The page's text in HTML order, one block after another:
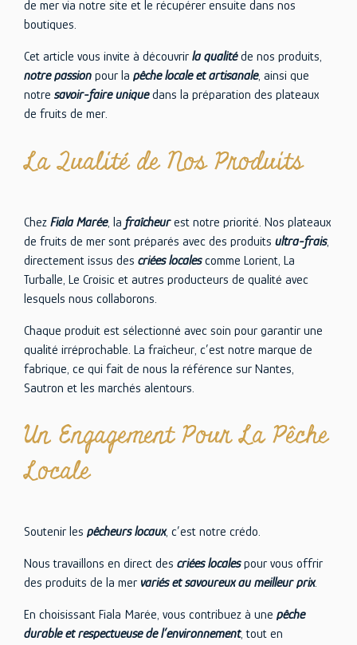
de mer via notre site et le récupérer ensuite dans nos
boutiques.
Cet article vous invite à découvrirla qualitéde nos produits,
notre passionpour la pêche locale et artisanale, ainsi que
notre savoir-faire uniquedans la préparation des plateaux
de fruits de mer.
La Qualité de Nos Produits
Chez Fiala Marée, la fraîcheurest notre priorité. Nos plateaux
de fruits de mer sont préparés avec des produits ultra-frais,
directement issus des criées locales comme Lorient, La
Turballe, Le Croisic et autres producteurs de qualité avec
lesquels nous collaborons.
Chaque produit est sélectionné avec soin pour garantir une
qualité irréprochable. La fraîcheur, c’est notre marque de
fabrique, ce qui fait de nous la référence sur Nantes,
Sautron et les marchés alentours.
Un Engagement Pour La Pêche
Locale
Soutenir les pêcheurs locaux, c’est notre crédo.
Nous travaillons en direct des criées localespour vous offrir
des produits de la mer variés et savoureux au meilleur prix.
En choisissant Fiala Marée, vous contribuez à une pêche
durable et respectueuse de l’environnement, tout en